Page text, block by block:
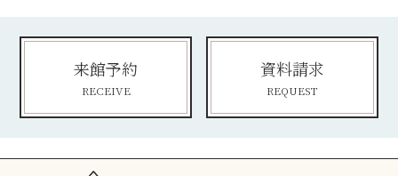
来館予約
RECEIVE
資料請求
REQUEST